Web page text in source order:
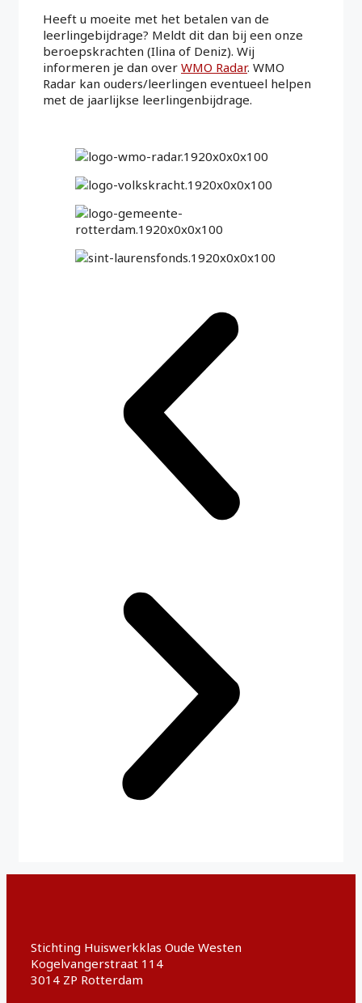
Heeft u moeite met het betalen van de
leerlingebijdrage? Meldt dit dan bij een onze
beroepskrachten (Ilina of Deniz). Wij
informeren je dan over WMO Radar. WMO
Radar kan ouders/leerlingen eventueel helpen
met de jaarlijkse leerlingenbijdrage.
Stichting Huiswerkklas Oude Westen
Kogelvangerstraat 114
3014 ZP Rotterdam